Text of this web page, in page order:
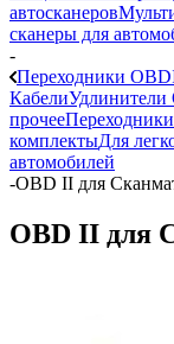
автосканеров
сканеры для
-
Переходники
Кабели
прочее
комплектыДля
автомобилей
-OBD II для
OBD II для